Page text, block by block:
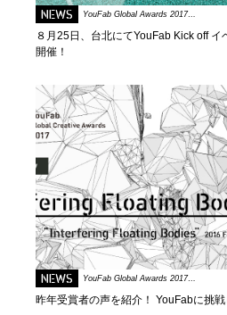
NEWS YouFab Global Awards 2017…
８月25日、台北にてYouFab Kick off
開催！
NEWS YouFab Global Awards 2017…
昨年受賞者の声を紹介！ YouFabに挑